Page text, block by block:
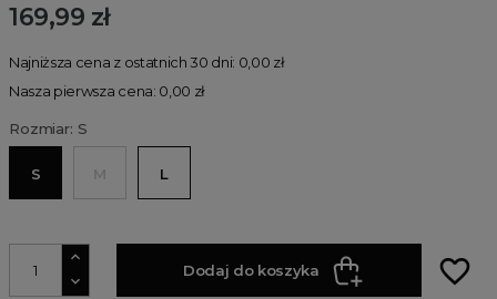
169,99 zł
Najniższa cena z ostatnich 30 dni: 0,00 zł
Nasza pierwsza cena: 0,00 zł
Rozmiar: S
S M L
Dodaj do koszyka favorite_border